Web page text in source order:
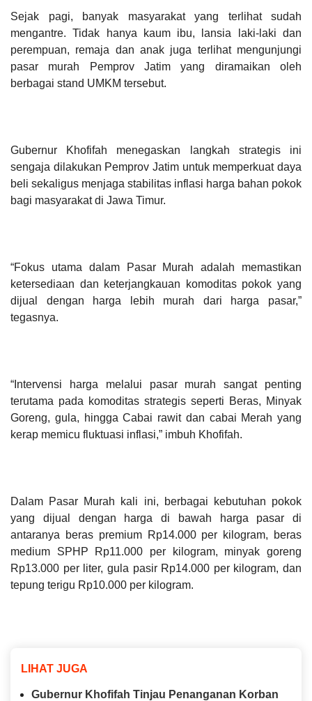
Sejak pagi, banyak masyarakat yang terlihat sudah
mengantre. Tidak hanya kaum ibu, lansia laki-laki dan
perempuan, remaja dan anak juga terlihat mengunjungi
pasar murah Pemprov Jatim yang diramaikan oleh
berbagai stand UMKM tersebut.
Gubernur Khofifah menegaskan langkah strategis ini
sengaja dilakukan Pemprov Jatim untuk memperkuat daya
beli sekaligus menjaga stabilitas inflasi harga bahan pokok
bagi masyarakat di Jawa Timur.
“Fokus utama dalam Pasar Murah adalah memastikan
ketersediaan dan keterjangkauan komoditas pokok yang
dijual dengan harga lebih murah dari harga pasar,”
tegasnya.
“Intervensi harga melalui pasar murah sangat penting
terutama pada komoditas strategis seperti Beras, Minyak
Goreng, gula, hingga Cabai rawit dan cabai Merah yang
kerap memicu fluktuasi inflasi,” imbuh Khofifah.
Dalam Pasar Murah kali ini, berbagai kebutuhan pokok
yang dijual dengan harga di bawah harga pasar di
antaranya beras premium Rp14.000 per kilogram, beras
medium SPHP Rp11.000 per kilogram, minyak goreng
Rp13.000 per liter, gula pasir Rp14.000 per kilogram, dan
tepung terigu Rp10.000 per kilogram.
LIHAT JUGA
Gubernur Khofifah Tinjau Penanganan Korban